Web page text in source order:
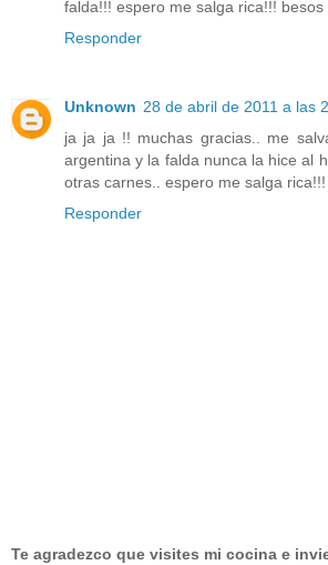
falda!!! espero me salga rica!!!
Responder
Unknown 28 de abril de 2011 a las
ja ja ja !! muchas gracias.. me
argentina y la falda nunca la hice al
otras carnes.. espero me salga
Responder
Te agradezco que visites mi cocina e